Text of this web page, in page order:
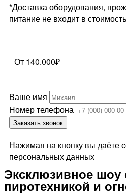
*Доставка оборудования,
питание не входит в стоимость
От 140.000₽
Ваше имя
Номер телефона
Заказать звонок
Нажимая на кнопку вы даёте
персональных данных
Эксклюзивное шоу
пиротехникой и